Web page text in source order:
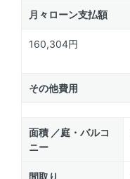
月々ローン支払額
160,304円
その他費用
面積 ／庭・バルコ
ニー
間取り